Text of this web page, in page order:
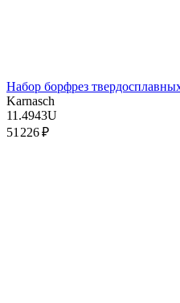
Набор борфрез
Karnasch
11.4943U
51 226 ₽